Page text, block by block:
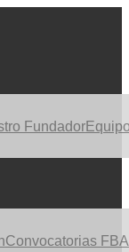
Fundador
Convocatorias FBA